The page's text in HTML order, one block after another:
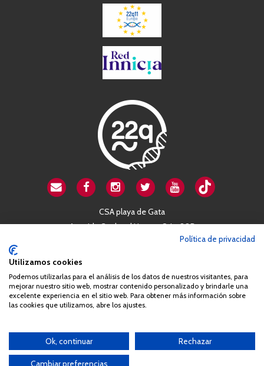
CSA playa de Gata
Avenida Cardenal Herrera Oria, 80B
Queda prohibida de forma expresa la copia, reproducción o
distribución de la totalidad o parte de los contenidos del sitio web
Síndrome 22q11 (AES22q)
Política de privacidad
Utilizamos cookies
Podemos utilizarlas para el análisis de los datos de nuestros visitantes, para
mejorar nuestro sitio web, mostrar contenido personalizado y brindarle una
excelente experiencia en el sitio web. Para obtener más información sobre
las cookies que utilizamos, abre los ajustes.
Ok, continuar Rechazar
Cambiar preferencias